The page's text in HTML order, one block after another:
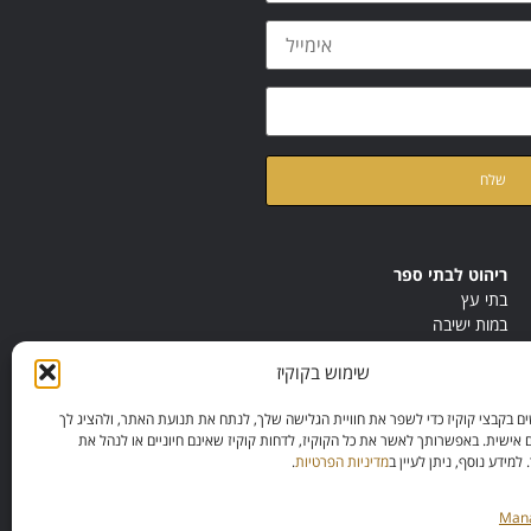
שימוש בקוקיז
בקבצי קוקיז כדי לשפר את חוויית הגלישה שלך, לנתח את תנועת האתר, ולהציג לך
אישית. באפשרותך לאשר את כל הקוקיז, לדחות קוקיז שאינם חיוניים או לנהל את
נוסף, ניתן לעיין במדיניות הפרטיות.
מדיניות הפרטיות
ריהוט לבתי ספר
בתי עץ
במות ישיבה
ריהוט לחדרי מורים